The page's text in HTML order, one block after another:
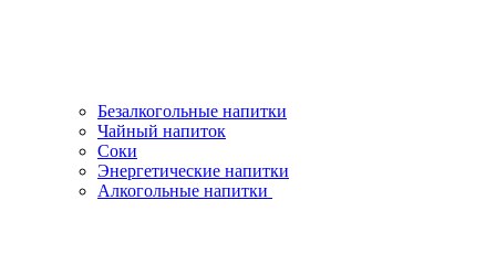
Безалкогольные напитки
Чайный напиток
Соки
Энергетические напитки
Алкогольные напитки